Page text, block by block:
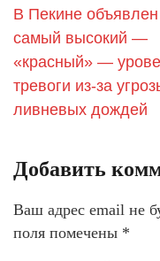
В Пекине объявлен
самый высокий —
«красный» —
тревоги из-за
ливневых дождей
Добавить
Ваш адрес email не
поля помечены *